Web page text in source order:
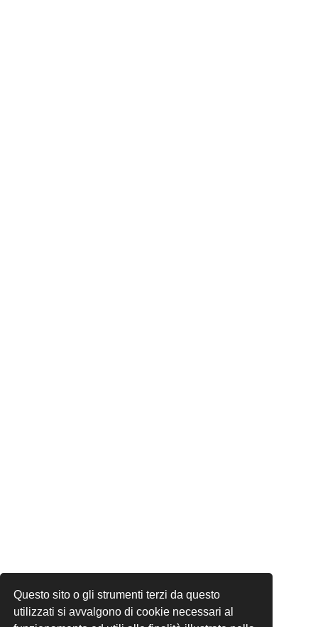
Questo sito o gli strumenti terzi da questo
utilizzati si avvalgono di cookie necessari al